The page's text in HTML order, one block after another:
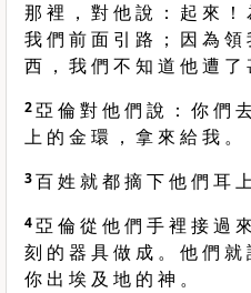
那 裡 ， 對 他 說 ： 起 來 ！
我 們 前 面 引 路 ； 因 為
西 ， 我 們 不 知 道 他 遭 了
2亞 倫 對 他 們 說 ： 你 們
上 的 金 環 ， 拿 來 給 我 。
3百 姓 就 都 摘 下 他 們 耳
4亞 倫 從 他 們 手 裡 接 過
刻 的 器 具 做 成 。 他 們
你 出 埃 及 地 的 神 。